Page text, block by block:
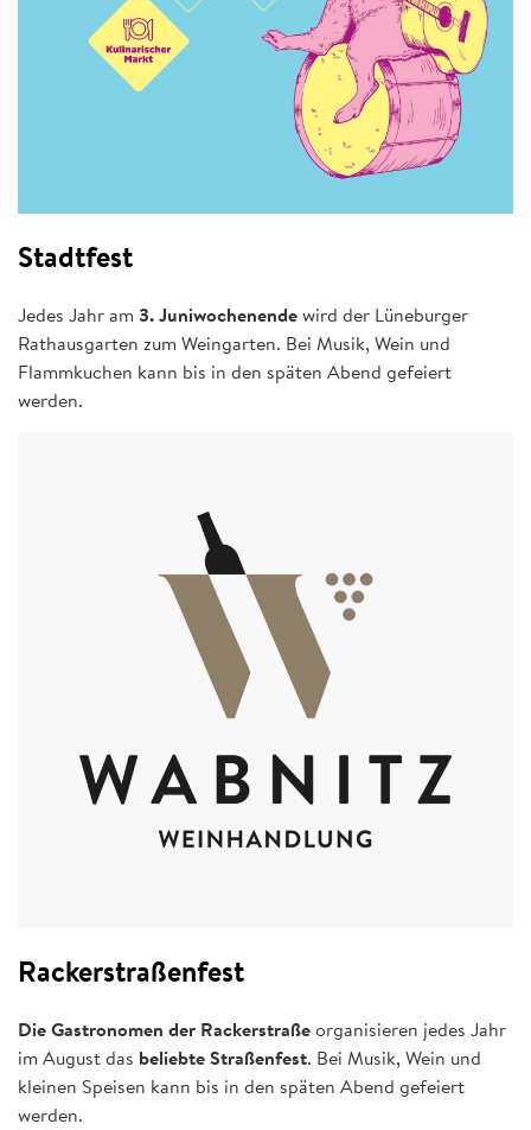
Stadtfest
Jedes Jahr am 3. Juniwochenendewird der Lüneburger
Rathausgarten zum Weingarten. Bei Musik, Wein und
Flammkuchen kann bis in den späten Abend gefeiert
werden.
Rackerstraßenfest
Die Gastronomen der Rackerstraßeorganisieren jedes Jahr
im August das beliebte Straßenfest. Bei Musik, Wein und
kleinen Speisen kann bis in den späten Abend gefeiert
werden.